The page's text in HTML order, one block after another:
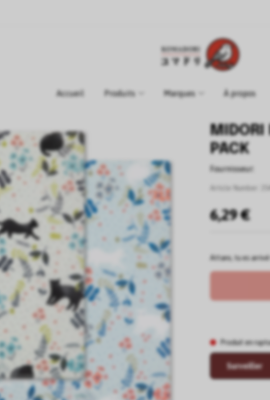
Accueil Produits Marques À propos
MIDORI
PACK
Fournisseur:
6,29 €
Attans, tu es
Produit en
Surveiller